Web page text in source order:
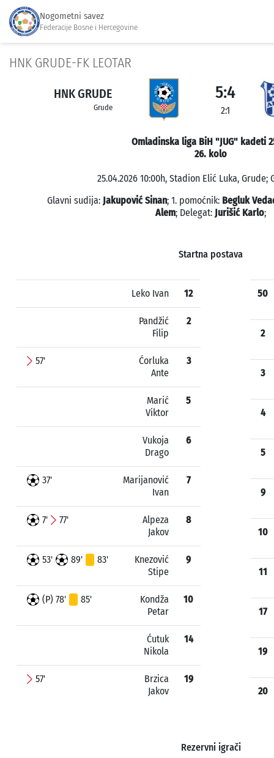
Nogometni savez
Federacije Bosne i Hercegovine
HNK GRUDE-FK LEOTAR
HNK GRUDE
Grude
5:4
2:1
Omladinska liga BiH "JUG" kadeti
26. kolo
25.04.2026 10:00h, Stadion Elić Luka, Grude;
Glavni sudija: Jakupović Sinan; 1. pomoćnik: Begluk
Alem; Delegat: Jurišić Karlo;
Startna postava
Leko Ivan 12
Pandžić
Filip
2
57'
Ćorluka
Ante
3
Marić
Viktor
5
Vukoja
Drago
6
37'
Marijanović
Ivan
7
7' 77'
Alpeza
Jakov
8
53' 89' 83'
Knezović
Stipe
9
(P) 78' 85'
Kondža
Petar
10
Ćutuk
Nikola
14
57'
Brzica
Jakov
19
50
2
3
4
5
9
10
11
17
19
20
Rezervni igrači